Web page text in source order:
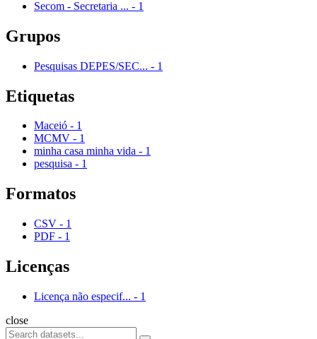
Secom - Secretaria ... - 1
Grupos
Pesquisas DEPES/SEC... - 1
Etiquetas
Maceió - 1
MCMV - 1
minha casa minha vida - 1
pesquisa - 1
Formatos
CSV - 1
PDF - 1
Licenças
Licença não especif... - 1
close